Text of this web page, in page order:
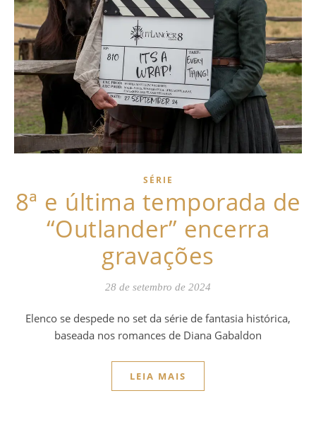
SÉRIE
8ª e última temporada de
“Outlander” encerra
gravações
28 de setembro de 2024
Elenco se despede no set da série de fantasia histórica,
baseada nos romances de Diana Gabaldon
LEIA MAIS